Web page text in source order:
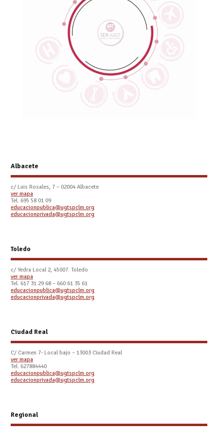
Albacete
c/ Luis Rosales, 7 – 02004 Albacete
ver mapa
Tel. 695 58 01 09
educacionpublica@ugtspclm.org
educacionprivada@ugtspclm.org
Toledo
c/ Yedra Local 2, 45007. Toledo
ver mapa
Tel. 617 31 29 68 – 660 61 35 61
educacionpublica@ugtspclm.org
educacionprivada@ugtspclm.org
Ciudad Real
C/ Carmen 7- Local bajo – 13003 Ciudad Real
ver mapa
Tel. 627884440
educacionpublica@ugtspclm.org
educacionprivada@ugtspclm.org
Regional